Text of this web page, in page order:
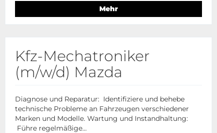
Mehr
Kfz-Mechatroniker
(m/w/d) Mazda
Diagnose und Reparatur: Identifiziere und behebe
technische Probleme an Fahrzeugen verschiedener
Marken und Modelle. Wartung und Instandhaltung:
Führe regelmäßige...